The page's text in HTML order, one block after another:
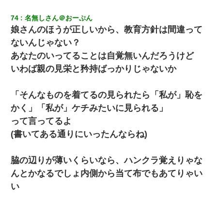
旦那の元カノをSNSで探して写真を保存して顔面評価スレで写真
を晒してた。ほとんどがブスという評価の中で二人ほど意外に好
評価で苦々しく思った
【考察】兄嫁急死の1年後、兄が引越すというので手伝いに行った
ら下着が入った引き出しの奥にとんでもないモノを見つけた
い」→離婚後、娘と実家で生活してると…
医者「糖尿病で余命1年です」 ワイ「知らんわｗどうせ死ぬなら
食べる量増やすわｗ」→結果ｗｗｗｗｗ
ｗ
彼氏の家に泊まる事になり、ゲームで盛り上がってさぁ寝よう！
と電気を消すとミシッって音が…彼「ちょっと待ってて」→勢い
74 名無しさん＠おーぷん
娘さんのほうが正しいから、教育方針は間違って
ないんじゃない？
あなたのいってることは自覚無いんだろうけど
いわば親の見栄と矜持ばっかりじゃないか
「そんなものを着てるの見られたら「私が」恥を
かく」「私が」ケチみたいに見られる」
って言ってるよ
(書いてある通りにいったんならね)
脇の辺りが薄いくらいなら、ハンクラ覚えりゃな
んとかなるでしょ内側から当て布でもあてりゃい
い